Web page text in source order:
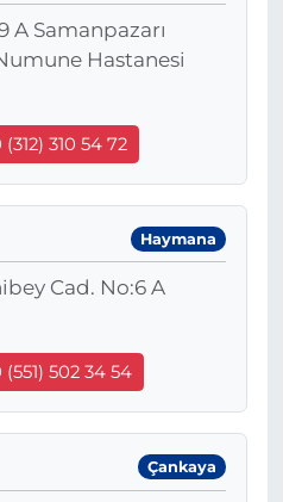
A Samanpazarı
Hastanesi
(312) 310 54 72
Haymana
Cad. No:6 A
(551) 502 34 54
Çankaya